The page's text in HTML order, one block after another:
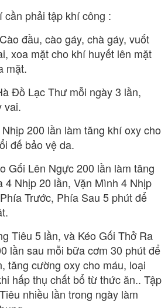
cần phải tập khí công :
đầu, cào gáy, chà gáy, vuốt
xoa mặt cho khí huyết lên mặt
mặt.
Đồ Lạc Thư mỗi ngày 3 lần,
vai.
200 lần làm tăng khí oxy cho
đế bảo vệ da.
Gối Lên Ngực 200 lần làm tăng
4 Nhịp 20 lần, Vặn Mình 4 Nhịp
Trước, Phía Sau 5 phút để
Tiêu 5 lần, và Kéo Gối Thở Ra
lần sau mỗi bữa cơm 30 phút để
tăng cường oxy cho máu, loại
hấp thụ chất bổ từ thức ăn.. Tập
nhiều lần trong ngày làm